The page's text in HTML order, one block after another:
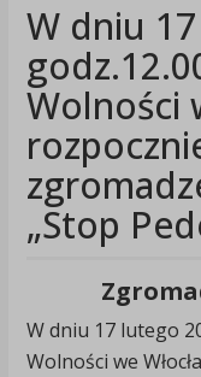
W dniu
Wolności
„Stop
W dniu 17 lutego
Wolności we